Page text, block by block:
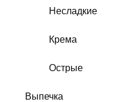
Несладкие
Крема
Острые
Выпечка